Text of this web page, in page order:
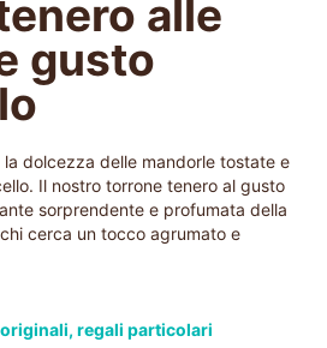
alle
gusto
dolcezza delle mandorle tostate e
Il nostro torrone tenero al gusto
sorprendente e profumata della
cerca un tocco agrumato e
, regali particolari